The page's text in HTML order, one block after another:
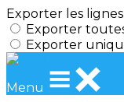
Exporter les
Exporter
Exporter
Menu